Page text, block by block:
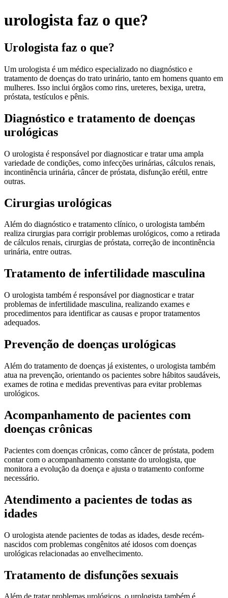
urologista faz o que?
Urologista faz o que?
Um urologista é um médico especializado no diagnóstico e
tratamento de doenças do trato urinário, tanto em homens quanto em
mulheres. Isso inclui órgãos como rins, ureteres, bexiga, uretra,
próstata, testículos e pênis.
Diagnóstico e tratamento de doenças
urológicas
O urologista é responsável por diagnosticar e tratar uma ampla
variedade de condições, como infecções urinárias, cálculos renais,
incontinência urinária, câncer de próstata, disfunção erétil, entre
outras.
Cirurgias urológicas
Além do diagnóstico e tratamento clínico, o urologista também
realiza cirurgias para corrigir problemas urológicos, como a retirada
de cálculos renais, cirurgias de próstata, correção de incontinência
urinária, entre outras.
Tratamento de infertilidade masculina
O urologista também é responsável por diagnosticar e tratar
problemas de infertilidade masculina, realizando exames e
procedimentos para identificar as causas e propor tratamentos
adequados.
Prevenção de doenças urológicas
Além do tratamento de doenças já existentes, o urologista também
atua na prevenção, orientando os pacientes sobre hábitos saudáveis,
exames de rotina e medidas preventivas para evitar problemas
urológicos.
Acompanhamento de pacientes com
doenças crônicas
Pacientes com doenças crônicas, como câncer de próstata, podem
contar com o acompanhamento constante do urologista, que
monitora a evolução da doença e ajusta o tratamento conforme
necessário.
Atendimento a pacientes de todas as
idades
O urologista atende pacientes de todas as idades, desde recém-
nascidos com problemas congênitos até idosos com doenças
urológicas relacionadas ao envelhecimento.
Tratamento de disfunções sexuais